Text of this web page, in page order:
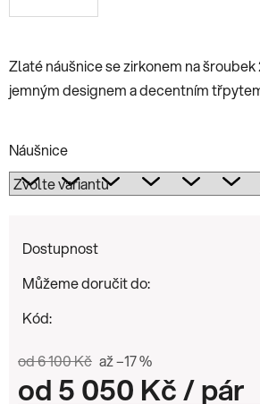
Zlaté náušnice se zirkonem na šroubek
jemným designem a decentním
Náušnice
Dostupnost
Můžeme doručit do:
Kód:
od 6 100 Kč až –17 %
od5 050 Kč/ pár